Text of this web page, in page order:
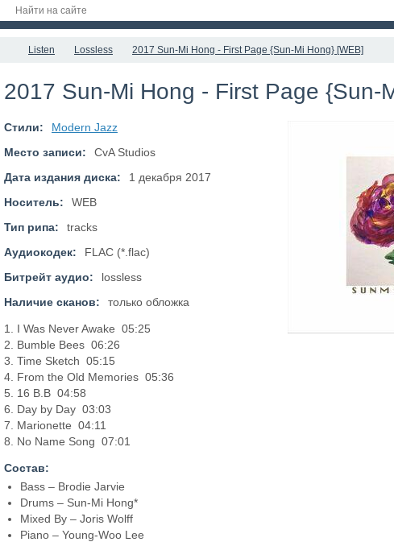
Listen Lossless 2017 Sun-Mi Hong - First Page {Sun-Mi Hong} [WEB]
2017 Sun-Mi Hong - First Page {Sun-
Стили:
Modern Jazz
Место записи:
CvA Studios
Дата издания диска:
1 декабря 2017
Носитель:
WEB
Тип рипа:
tracks
Аудиокодек:
FLAC (*.flac)
Битрейт аудио:
lossless
Наличие сканов:
только обложка
1. I Was Never Awake 05:25
2. Bumble Bees 06:26
3. Time Sketch 05:15
4. From the Old Memories 05:36
5. 16 B.B 04:58
6. Day by Day 03:03
7. Marionette 04:11
8. No Name Song 07:01
Состав:
Bass – Brodie Jarvie
Drums – Sun-Mi Hong*
Mixed By – Joris Wolff
Piano – Young-Woo Lee